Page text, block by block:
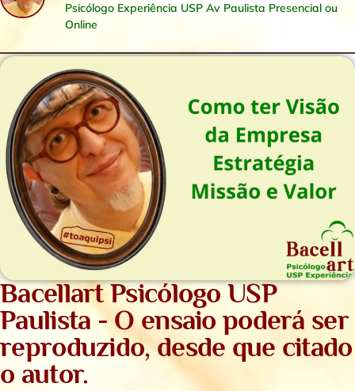
Psicólogo Experiência USP Av Paulista Presencial ou
Online
Bacellart Psicólogo USP
Paulista - O ensaio poderá ser
reproduzido, desde que citado
o autor.